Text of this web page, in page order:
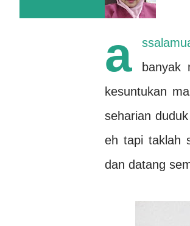
a
banyak
kesuntukan
seharian
eh tapi taklah
dan datang